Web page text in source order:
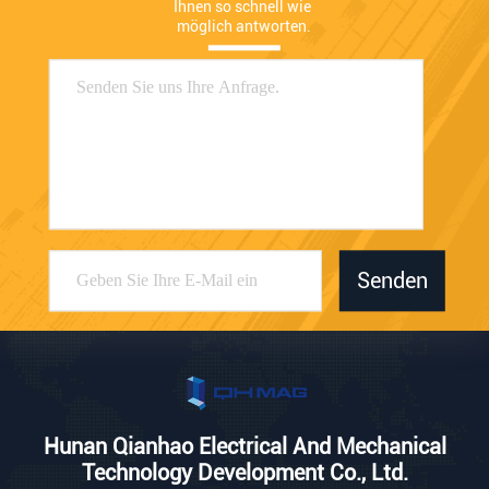
Ihnen so schnell wie
möglich antworten.
Senden
Hunan Qianhao Electrical And Mechanical
Technology Development Co., Ltd.